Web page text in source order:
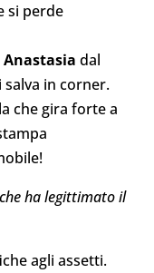
si perde
Anastasia dal
salva in corner.
che gira forte a
ha legittimato il
agli assetti.